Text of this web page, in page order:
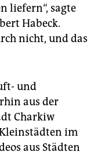
liefern“, sagte
Habeck.
nicht, und das
und
aus der
Charkiw
im
aus Städten